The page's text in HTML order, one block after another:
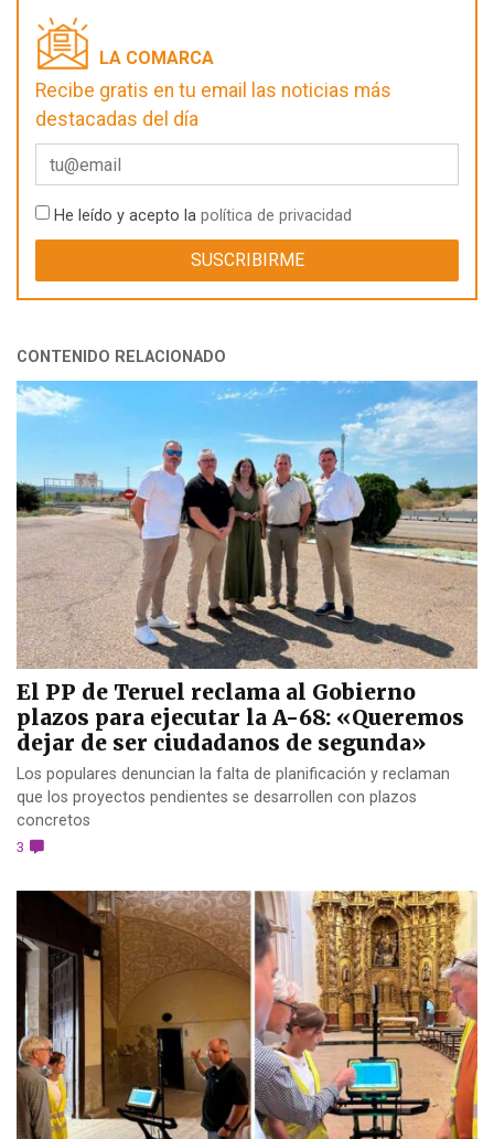
LA COMARCA
Recibe gratis en tu email las noticias más
destacadas del día
He leído y acepto la política de privacidad
CONTENIDO RELACIONADO
El PP de Teruel reclama al Gobierno
plazos para ejecutar la A-68: «Queremos
dejar de ser ciudadanos de segunda»
Los populares denuncian la falta de planificación y reclaman
que los proyectos pendientes se desarrollen con plazos
concretos
3